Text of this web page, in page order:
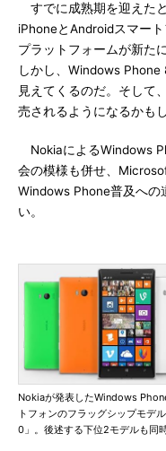
すでに成熟期を迎えた
iPhoneとAndroidスマー
プラットフォームが新た
しかし、Windows Phone
見えてくるのだ。そして
売されるようになるかも
NokiaによるWindows
会の模様も併せ、
Windows Phone普及への
い。
Nokiaが発表したWindows
トフォンのフラッグシップモデ
0」。後述する下位2モデルも同